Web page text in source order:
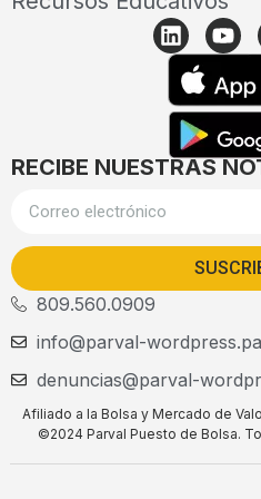
RECIBE NUESTRAS
809.560.0909
info@parval-
denuncias@parval-
Afiliado a la Bolsa y Mercado de
©2024 Parval Puesto de Bolsa.